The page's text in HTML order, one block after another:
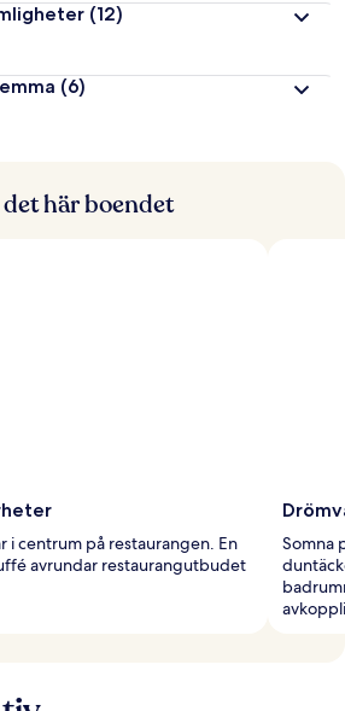
(12)
(6)
här boendet
i centrum på restaurangen. En
avrundar restaurangutbudet
Somna